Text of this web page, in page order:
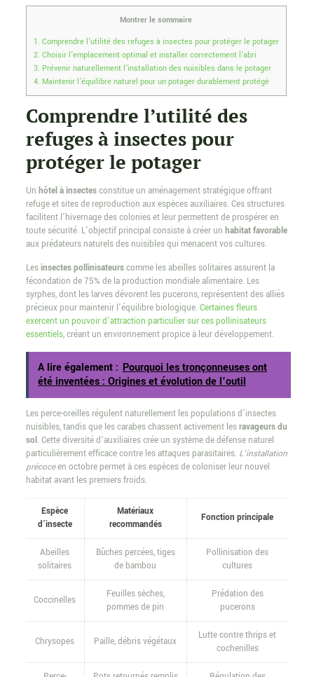
Montrer le sommaire
1. Comprendre l’utilité des refuges à insectes pour protéger le potager
2. Choisir l’emplacement optimal et installer correctement l’abri
3. Prévenir naturellement l’installation des nuisibles dans le potager
4. Maintenir l’équilibre naturel pour un potager durablement protégé
Comprendre l’utilité des
refuges à insectes pour
protéger le potager
Un hôtel à insectesconstitue un aménagement stratégique offrant
refuge et sites de reproduction aux espèces auxiliaires. Ces structures
facilitent l’hivernage des colonies et leur permettent de prospérer en
toute sécurité. L’objectif principal consiste à créer un habitat favorable
aux prédateurs naturels des nuisibles qui menacent vos cultures.
Lesinsectes pollinisateurscomme les abeilles solitaires assurent la
fécondation de 75% de la production mondiale alimentaire. Les
syrphes, dont les larves dévorent les pucerons, représentent des alliés
précieux pour maintenir l’équilibre biologique. Certaines fleurs
exercent un pouvoir d’attraction particulier sur ces pollinisateurs
essentiels, créant un environnement propice à leur développement.
A lire également : Pourquoi les tronçonneuses ont
été inventées : Origines et évolution de l’outil
Les perce-oreilles régulent naturellement les populations d’insectes
nuisibles, tandis que les carabes chassent activement lesravageurs du
sol. Cette diversité d’auxiliaires crée un système de défense naturel
particulièrement efficace contre les attaques parasitaires. L’installation
précoceen octobre permet à ces espèces de coloniser leur nouvel
habitat avant les premiers froids.
Espèce
d’insecte
Matériaux
recommandés
Fonction principale
Abeilles
solitaires
Bûches percées, tiges
de bambou
Pollinisation des
cultures
Coccinelles
Feuilles sèches,
pommes de pin
Prédation des
pucerons
Chrysopes Paille, débris végétaux
Lutte contre thrips et
cochenilles